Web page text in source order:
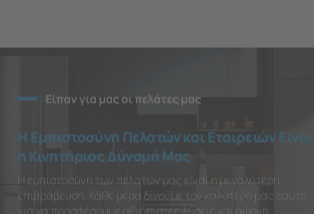
Είπαν για μας οι πελάτες μας
Η Εμπιστοσύνη Πελατών και Εταιρειών Είναι
η Κινητήριος Δύναμή Μας
Η εμπιστοσύνη των πελατών μας είναι η μεγαλύτερη
επιβράβευση. Κάθε μέρα δίνουμε τον καλύτερό μας εαυτό
για να προσφέρουμε αξιόπιστες λύσεις και άψογη